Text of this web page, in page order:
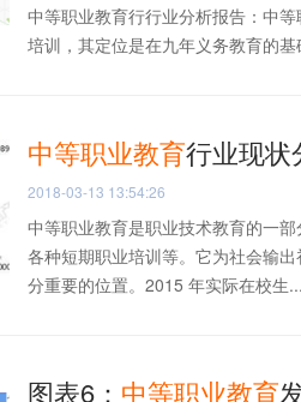
中等职业教育行行业分析报告：中
培训，其定位是在九年义务教育的
中等职业教育行业现状
2018-03-13 13:54:26
中等职业教育是职业技术教育的一
各种短期职业培训等。它为社会输
分重要的位置。2015 年实际在校生
图表6： 中等职业教育